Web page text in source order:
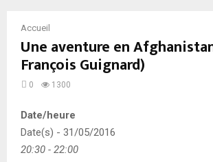
Accueil
Une aventure en
François Guignard)
0 1300
Date/heure
Date(s) - 31/05/2016
20:30 - 22:00